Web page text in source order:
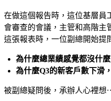
在做這個報告時，這位基層員
會審查的會議，主管和高階主
這張報表時，一位副總開始提
為什麼總業績感覺都沒什
為什麼Q3的新客戶數下滑
被副總疑問後，承辦人心裡